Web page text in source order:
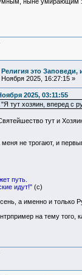
это Заповеди,
Ноября 2025, 16:27:15 »
2025, 03:11:55
тут хозяин, вперед с
тут и
не трогают, и
путь.
идут!"(c)
а именно и только
на тему того,